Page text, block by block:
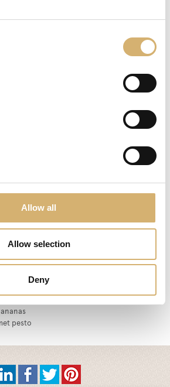
Allow all
Allow selection
Deny
abrikozen:
Verhit in een braadpan 2
knoflook, de rozemarijn en de
het gehaktbrood rondom aan en
Voeg de abrikozen
sudderen. Draai het
om. Als er te weinig braadvocht
aan te snijden. Serveer de plakken
en de abrikozen.
pesto